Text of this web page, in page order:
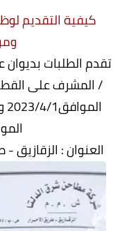
كيفية التقديم
تقدم الطلبات
/ المشرف على
العنوان :